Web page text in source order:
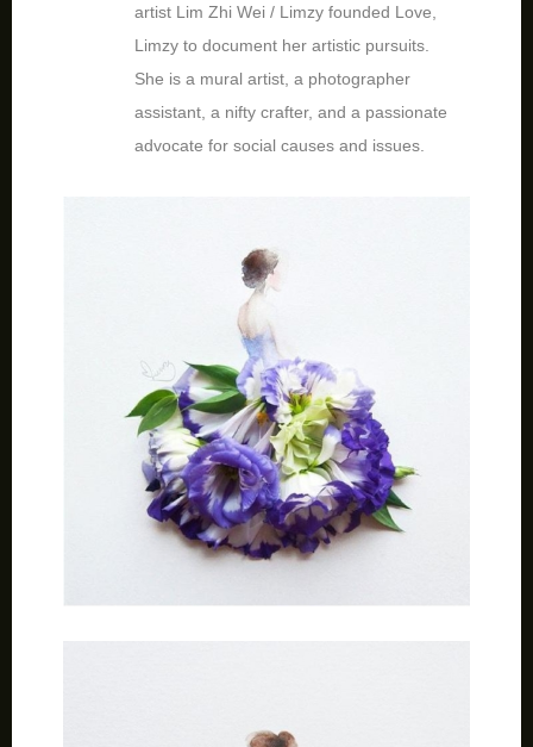
artist Lim Zhi Wei / Limzy founded Love,
Limzy to document her artistic pursuits.
She is a mural artist, a photographer
assistant, a nifty crafter, and a passionate
advocate for social causes and issues.